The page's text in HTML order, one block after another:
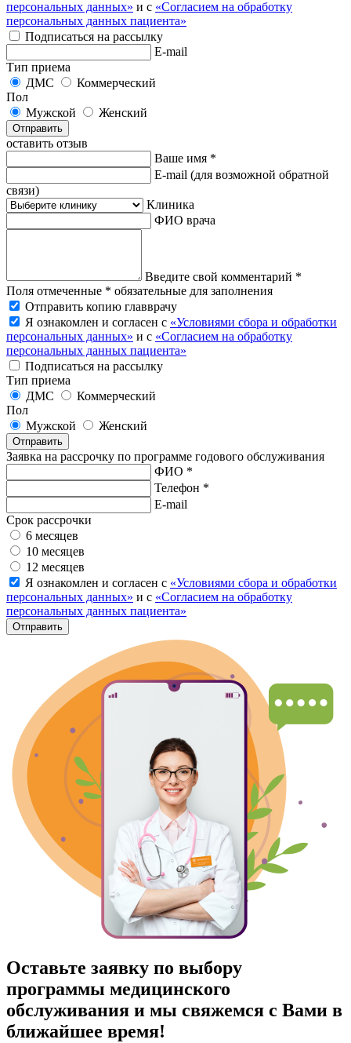
персональных данных» и с «Согласием на обработку
персональных данных пациента»
Подписаться на рассылку
E-mail
Тип приема
ДМС
Коммерческий
Пол
Мужской
Женский
Отправить
оставить отзыв
Ваше имя *
E-mail (для возможной обратной
связи)
Клиника
ФИО врача
Введите свой комментарий *
Поля отмеченные * обязательные для заполнения
Отправить копию главврачу
Я ознакомлен и согласен с «Условиями сбора и обработки
персональных данных» и с «Согласием на обработку
персональных данных пациента»
Подписаться на рассылку
Тип приема
ДМС
Коммерческий
Пол
Мужской
Женский
Отправить
Заявка на рассрочку по программе годового обслуживания
ФИО *
Телефон *
E-mail
Срок рассрочки
6 месяцев
10 месяцев
12 месяцев
Я ознакомлен и согласен с «Условиями сбора и обработки
персональных данных» и с «Согласием на обработку
персональных данных пациента»
Отправить
Оставьте заявку по выбору
программы медицинского
обслуживания и мы свяжемся с Вами в
ближайшее время!